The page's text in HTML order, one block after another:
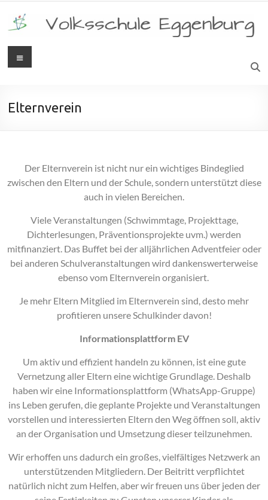
Elternverein
Der Elternverein ist nicht nur ein wichtiges Bindeglied
zwischen den Eltern und der Schule, sondern unterstützt diese
auch in vielen Bereichen.
Viele Veranstaltungen (Schwimmtage, Projekttage,
Dichterlesungen, Präventionsprojekte uvm.) werden
mitfinanziert. Das Buffet bei der alljährlichen Adventfeier oder
bei anderen Schulveranstaltungen wird dankenswerterweise
ebenso vom Elternverein organisiert.
Je mehr Eltern Mitglied im Elternverein sind, desto mehr
profitieren unsere Schulkinder davon!
Informationsplattform EV
Um aktiv und effizient handeln zu können, ist eine gute
Vernetzung aller Eltern eine wichtige Grundlage. Deshalb
haben wir eine Informationsplattform (WhatsApp-Gruppe)
ins Leben gerufen, die geplante Projekte und Veranstaltungen
vorstellen und interessierten Eltern den Weg öffnen soll, aktiv
an der Organisation und Umsetzung dieser teilzunehmen.
Wir erhoffen uns dadurch ein großes, vielfältiges Netzwerk an
unterstützenden Mitgliedern. Der Beitritt verpflichtet
natürlich nicht zum Helfen, aber wir freuen uns über jeden der